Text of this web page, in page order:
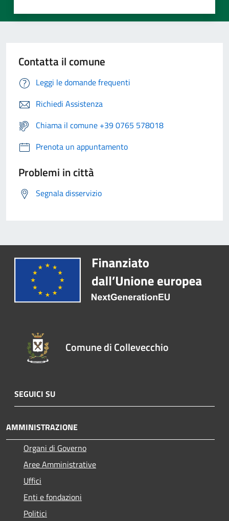
Contatta il comune
Leggi le domande frequenti
Richiedi Assistenza
Chiama il comune +39 0765 578018
Prenota un appuntamento
Problemi in città
Segnala disservizio
Comune di Collevecchio
SEGUICI SU
AMMINISTRAZIONE
Organi di Governo
Aree Amministrative
Uffici
Enti e fondazioni
Politici